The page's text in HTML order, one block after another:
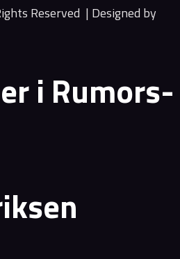
Reserved | Designed by
i Rumors-